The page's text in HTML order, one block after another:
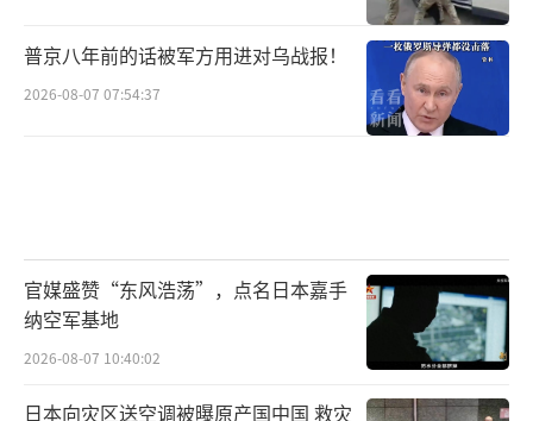
普京八年前的话被军方用进对乌战报！
2026-08-07 07:54:37
官媒盛赞“东风浩荡”，点名日本嘉手
纳空军基地
2026-08-07 10:40:02
日本向灾区送空调被曝原产国中国 救灾